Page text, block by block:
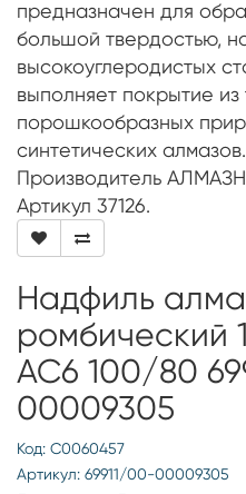
предназначен для
большой твердостью,
высокоуглеродистых
выполняет покрытие из
порошкообразных
синтетических
Производитель
Артикул 37126.
Надфиль
ромбический
АС6 100/80
00009305
Код: С0060457
Артикул: 69911/00-00009305